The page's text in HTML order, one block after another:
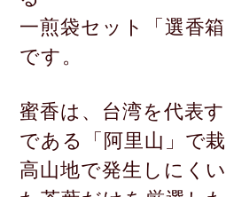
一煎袋セット「選香
です。
蜜香は、台湾を代表
である「阿里山」で栽
高山地で発生しにく